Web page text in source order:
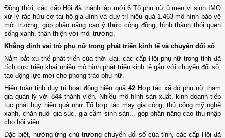
Đồng thời, các cấp Hội đã thành lập mới 6 Tổ phụ nữ ủ men vi sinh IMO
xử lý rác hữu cơ tại hộ gia đình và duy trì hiệu quả 1.463 mô hình bảo vệ
môi trường, góp phần nâng cao ý thức cộng đồng, hình thành thói quen
sống xanh, thân thiện với môi trường.
Khẳng định vai trò phụ nữ trong phát triển kinh tế và chuyển đổi số
Nắm bắt xu thế phát triển của thời đại, các cấp Hội phụ nữ trong tỉnh đã
tích cực triển khai nhiều mô hình phát triển kinh tế gắn với chuyển đổi số,
tạo động lực mới cho phong trào phụ nữ.
Hiện toàn tỉnh duy trì hoạt động hiệu quả 42Hợp tác xã do phụ nữ tham
gia quản lý với 844 thành viên. Nhiều mô hình sản xuất, kinh doanh tiếp
tục phát huy hiệu quả như Tổ hợp tác may gia công, thủ công mỹ nghệ
xanh, chăn nuôi gia súc, gia cầm sinh sản... góp phần nâng cao thu nhập
cho hội viên.
Đặc biệt, hưởng ứng chủ trương chuyển đổi số của tỉnh, các cấp Hội đã